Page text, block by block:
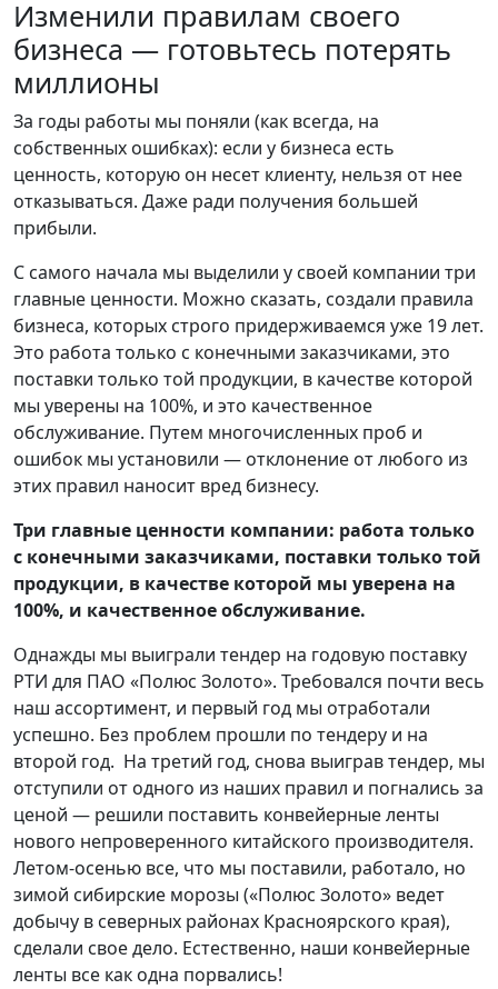
Изменили правилам своего
бизнеса — готовьтесь потерять
миллионы
За годы работы мы поняли (как всегда, на
собственных ошибках): если у бизнеса есть
ценность, которую он несет клиенту, нельзя от нее
отказываться. Даже ради получения большей
прибыли.
С самого начала мы выделили у своей компании три
главные ценности. Можно сказать, создали правила
бизнеса, которых строго придерживаемся уже 19 лет.
Это работа только с конечными заказчиками, это
поставки только той продукции, в качестве которой
мы уверены на 100%, и это качественное
обслуживание. Путем многочисленных проб и
ошибок мы установили — отклонение от любого из
этих правил наносит вред бизнесу.
Три главные ценности компании: работа только
с конечными заказчиками, поставки только той
продукции, в качестве которой мы уверена на
100%, и качественное обслуживание.
Однажды мы выиграли тендер на годовую поставку
РТИ для ПАО «Полюс Золото». Требовался почти весь
наш ассортимент, и первый год мы отработали
успешно. Без проблем прошли по тендеру и на
второй год. На третий год, снова выиграв тендер, мы
отступили от одного из наших правил и погнались за
ценой — решили поставить конвейерные ленты
нового непроверенного китайского производителя.
Летом-осенью все, что мы поставили, работало, но
зимой сибирские морозы («Полюс Золото» ведет
добычу в северных районах Красноярского края),
сделали свое дело. Естественно, наши конвейерные
ленты все как одна порвались!